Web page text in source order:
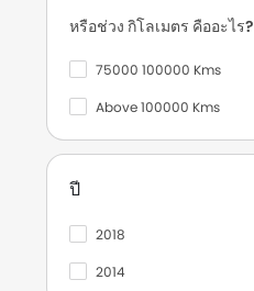
หรือช่วง กิโลเมตร คืออะไร?
75000 100000 Kms
Above 100000 Kms
ปี
2018
2014